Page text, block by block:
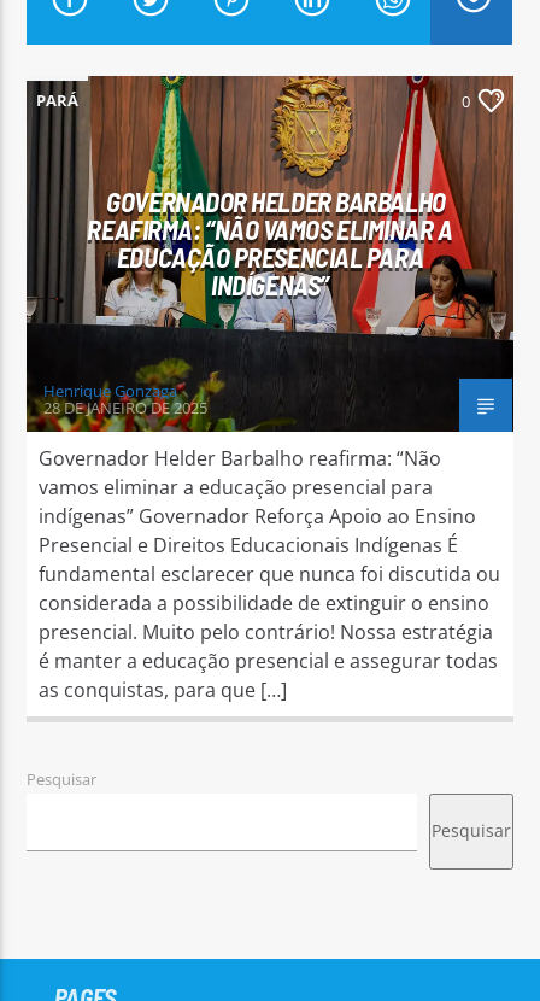
CURRENT TRACK
ARARA AZUL FM 96,9
Arara Azul FM
PARÁ 0
GOVERNADOR HELDER BARBALHO
REAFIRMA: “NÃO VAMOS ELIMINAR A
EDUCAÇÃO PRESENCIAL PARA
INDÍGENAS”
Henrique Gonzaga
28 DE JANEIRO DE 2025
Governador Helder Barbalho reafirma: “Não
vamos eliminar a educação presencial para
indígenas” Governador Reforça Apoio ao Ensino
Presencial e Direitos Educacionais Indígenas É
fundamental esclarecer que nunca foi discutida ou
considerada a possibilidade de extinguir o ensino
presencial. Muito pelo contrário! Nossa estratégia
é manter a educação presencial e assegurar todas
as conquistas, para que […]
Pesquisar
Pesquisar